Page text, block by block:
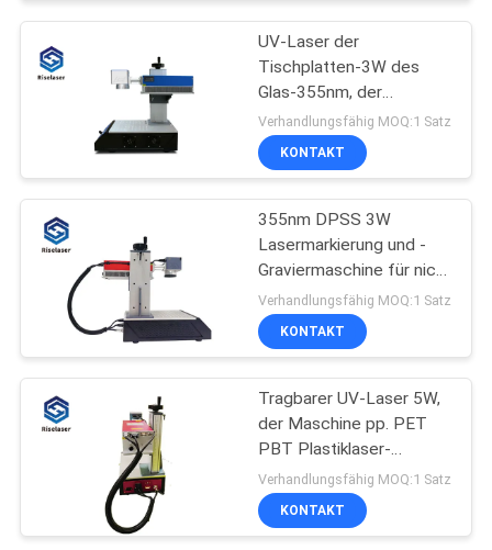
FORDERN
SIE
ANGEBOT
AN
РУССКИЙ
САЙТ
SITEMAP
PRIVACY
Laser-Reinigungs-
Maschine
108
Handlaser-
Schweißgerät
160
UV-Laser der
Tischplatten-3W des
Glas-355nm, der
Maschine CER Zertifikat
markiert
Verhandlungsfähig MOQ:1 Satz
KONTAKT
355nm DPSS 3W
Lasermarkierung und -
Graviermaschine für nicht
Metalle
Verhandlungsfähig MOQ:1 Satz
KONTAKT
Tragbarer UV-Laser 5W,
der Maschine pp. PET
PBT Plastiklaser-
Markierung markiert
Verhandlungsfähig MOQ:1 Satz
KONTAKT